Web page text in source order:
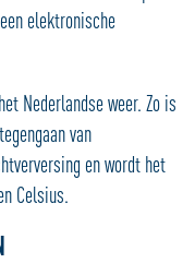
elektronische
Nederlandse weer. Zo is
van
en wordt het
Celsius.